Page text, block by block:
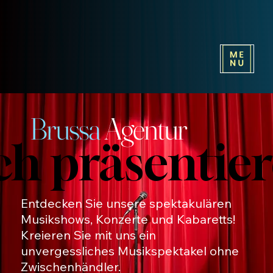
BrussaAgentur
Entdecken Sie unsere spektakulären
Musikshows, Konzerte und Kabaretts!
Kreieren Sie mit uns ein
unvergessliches Musikspektakel ohne
Zwischenhändler.